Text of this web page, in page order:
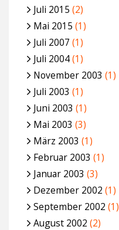
Juli 2015 (2)
Mai 2015 (1)
Juli 2007 (1)
Juli 2004(1)
November 2003 (1)
Juli 2003 (1)
Juni 2003 (1)
Mai 2003 (3)
März 2003 (1)
Februar 2003 (1)
Januar 2003 (3)
Dezember 2002 (1)
September 2002 (1)
August 2002 (2)